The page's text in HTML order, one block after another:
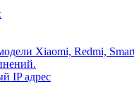
Xiaomi, Redmi,
IP адрес